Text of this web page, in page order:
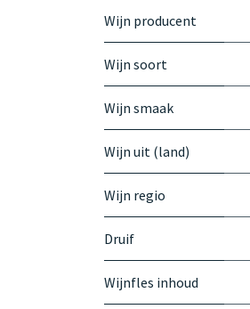
Wijn producent
Wijn soort
Wijn smaak
Wijn uit (land)
Wijn regio
Druif
Wijnfles inhoud